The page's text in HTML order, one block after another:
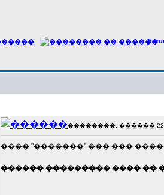
��������: ������ 22
���� "�������" ��� ���
������ ��������� ���� ��